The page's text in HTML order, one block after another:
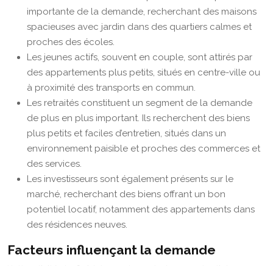
importante de la demande, recherchant des maisons
spacieuses avec jardin dans des quartiers calmes et
proches des écoles.
Les jeunes actifs, souvent en couple, sont attirés par
des appartements plus petits, situés en centre-ville ou
à proximité des transports en commun.
Les retraités constituent un segment de la demande
de plus en plus important. Ils recherchent des biens
plus petits et faciles d’entretien, situés dans un
environnement paisible et proches des commerces et
des services.
Les investisseurs sont également présents sur le
marché, recherchant des biens offrant un bon
potentiel locatif, notamment des appartements dans
des résidences neuves.
Facteurs influençant la demande